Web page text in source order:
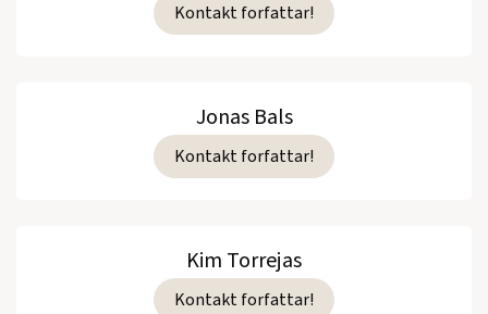
Kontakt forfattar!
Jonas Bals
Kontakt forfattar!
Kim Torrejas
Kontakt forfattar!